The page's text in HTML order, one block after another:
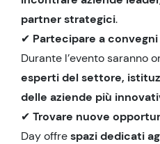
partner strategici.
✔ Partecipare a
Durante l’evento saranno
esperti del settore,
delle aziende più
✔ Trovare nuove
Day offrespazi dedicati